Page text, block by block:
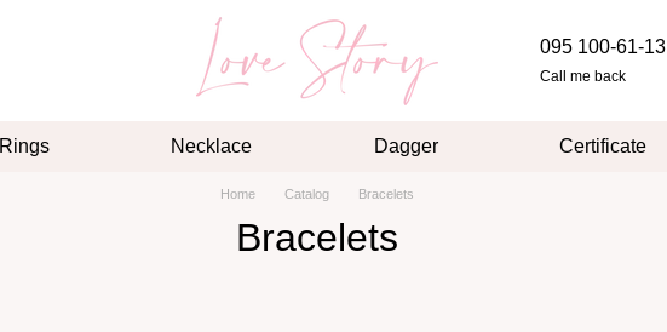
095 100-61-13
Call me back
Rings Necklace Dagger Certificate
Home Catalog Bracelets
Bracelets